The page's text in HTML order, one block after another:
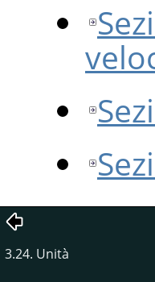
3.24. Unità